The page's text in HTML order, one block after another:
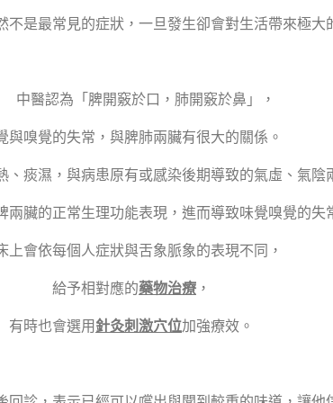
不是最常見的症狀，一旦發生卻會對生活帶來極大
醫認為「脾開竅於口，肺開竅於鼻」，
與嗅覺的失常，與脾肺兩臟有很大的關係。
、痰濕，與病患原有或感染後期導致的氣虛、氣陰
兩臟的正常生理功能表現，進而導致味覺嗅覺的失
上會依每個人症狀與舌象脈象的表現不同，
給予相對應的藥物治療 ，
有時也會選用針灸刺激穴位加強療效。